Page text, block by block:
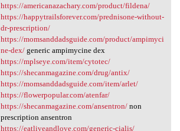
https://americanazachary.com/product/fildena/
https://happytrailsforever.com/prednisone-without-
dr-prescription/
https://momsanddadsguide.com/product/ampimyci
ne-dex/generic ampimycine dex
https://mplseye.com/item/cytotec/
https://shecanmagazine.com/drug/antix/
https://momsanddadsguide.com/item/arlet/
https://flowerpopular.com/atenfar/
https://shecanmagazine.com/ansentron/non
prescription ansentron
https://eatliveandlove.com/generic-cialis/